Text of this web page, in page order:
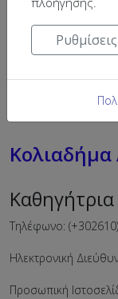
Ώρες
Φόρμα
26 ΦΕΒΡΟΥΑΡΊΟΥ
Περισσότερα:
Καθηγήτρια
Τηλέφωνο:
Ηλεκτρονική
Προσωπική
Ρυθμίσεις